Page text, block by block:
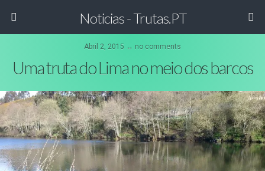
Noticias - Trutas.PT
Abril 2, 2015 ↔ no comments
Uma truta do Lima no meio dos barcos